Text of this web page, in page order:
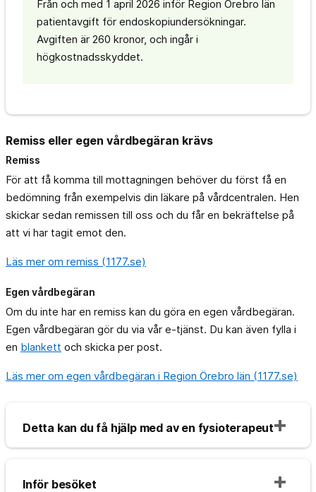
Från och med 1 april 2026 inför Region Örebro län
patientavgift för endoskopiundersökningar.
Avgiften är 260 kronor, och ingår i
högkostnadsskyddet.
Remiss eller egen vårdbegäran krävs
Remiss
För att få komma till mottagningen behöver du först få en
bedömning från exempelvis din läkare på vårdcentralen. Hen
skickar sedan remissen till oss och du får en bekräftelse på
att vi har tagit emot den.
Läs mer om remiss (1177.se)
Egen vårdbegäran
Om du inte har en remiss kan du göra en egen vårdbegäran.
Egen vårdbegäran gör du via vår e-tjänst. Du kan även fylla i
en blankett och skicka per post.
Läs mer om egen vårdbegäran i Region Örebro län (1177.se)
Detta kan du få hjälp med av en fysioterapeut
Inför besöket